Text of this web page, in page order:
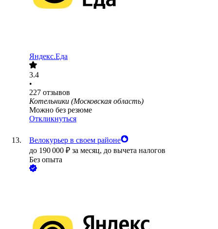
Яндекс.Еда
3.4
•
227 отзывов
Котельники (Московская область)
Можно без резюме
Откликнуться
Велокурьер в своем районе
до 190 000 ₽ за месяц, до вычета налогов
Без опыта